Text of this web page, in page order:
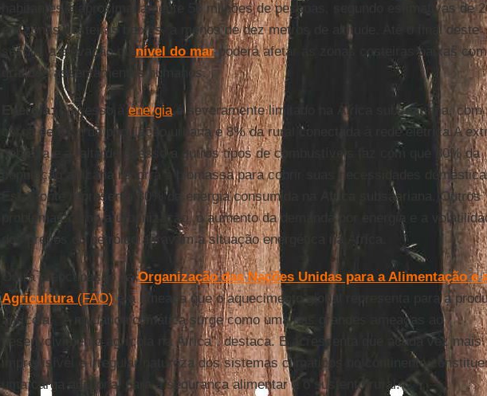
habitantes e aproximadamente 56 milhões de pessoas, segundo estimativas de
em zonas costeiras baixas, a menos de dez metros de altitude. Até o final deste
século, a elevação do nível do mar poderá afetar as zonas costeiras baixas com
grandes assentamentos humanos.
Energia: o acesso à energiaé severamente limitado na África subsaariana, com
cerca de 51% da população urbana e 8% da rural conectada à rede elétrica.A
pobreza e a falta de acesso a outros tipos de combustíveis faz com que 80% da
população africana recorra à biomassa para cobrir suas necessidades
Essa fonte representa 80% da energia consumida na África subsaariana. Outros
problemas como a urbanização, o aumento da demanda por energia e a
dos preços do petróleo agravam a situação energética na África.
Outra preocupação daOrganização das Nações Unidas para a Alimentação e
Agricultura(FAO) é a ameaça que o aquecimento global representa para a
agrícola. “A mudança climática surge como uma das grandes ameaças ao
desenvolvimento agrícola na África”, destaca. E acrescenta que acada vez mais
imprevisível e irregular natureza dos sistemas climáticos no continente
uma carga adicional para a segurança alimentar e o sustento rural.